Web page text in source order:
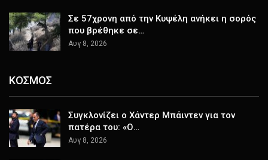
Σε 57χρονη από την Κυψέλη ανήκει η σορός
που βρέθηκε σε…
Αυγ 8, 2026
ΚΟΣΜΟΣ
Συγκλονίζει ο Χάντερ Μπάιντεν για τον
πατέρα του: «Ο…
Αυγ 8, 2026